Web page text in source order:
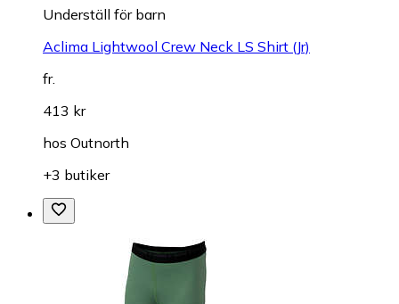
Underställ för barn
Aclima Lightwool Crew Neck LS Shirt (Jr)
fr.
413 kr
hos Outnorth
+3 butiker